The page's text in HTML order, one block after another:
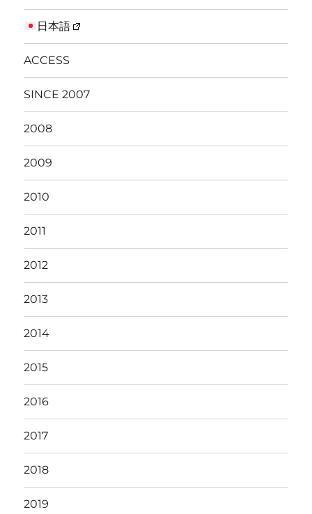
日本語
ACCESS
SINCE 2007
2008
2009
2010
2011
2012
2013
2014
2015
2016
2017
2018
2019